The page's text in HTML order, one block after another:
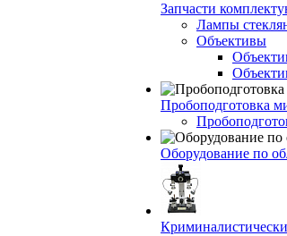
Запчасти
Лампы
Объективы
Пробоподготовка
Оборудование по